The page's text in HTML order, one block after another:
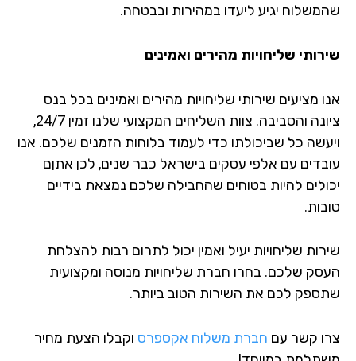
יגיע ליעדו במהירות ובבטחה.
שליחויות מהירים ואמינים
מציעים שירותי שליחויות מהירים ואמינים בכל בנס
ציונה והסביבה. צוות השליחים המקצועי שלנו זמין 24/7,
כל שביכולתו כדי לעמוד בלוחות הזמנים שלכם. אנו
עם אלפי עסקים בישראל כבר שנים, לכן אתןם
להיות בטוחים שהחבילה שלכם נמצאת בידיים
שליחויות יעיל ואמין יכול לתרום רבות להצלחת
שלכם. בחרו חברת שליחויות מנוסה ומקצועית
לכם את השירות הטוב ביותר.
קשר עםחברת משלוח אקספרסוקבלו הצעת מחיר